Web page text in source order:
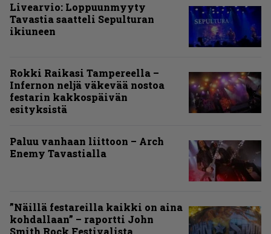
Livearvio: Loppuunmyyty
Tavastia saatteli Sepulturan
ikiuneen
Rokki Raikasi Tampereella –
Infernon neljä väkevää nostoa
festarin kakkospäivän
esityksistä
Paluu vanhaan liittoon – Arch
Enemy Tavastialla
”Näillä festareilla kaikki on aina
kohdallaan” – raportti John